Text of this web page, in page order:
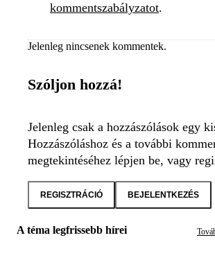
kommentszabályzatot.
Jelenleg nincsenek kommentek.
Szóljon hozzá!
Jelenleg csak a hozzászólások egy
Hozzászóláshoz és a további
megtekintéséhez lépjen be, vagy
REGISZTRÁCIÓ BEJELENTKEZÉS
A téma legfrissebb hírei